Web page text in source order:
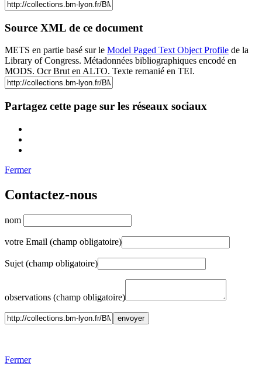
Source XML de ce document
METS en partie basé sur le Model Paged Text Object Profile de la
Library of Congress. Métadonnées bibliographiques encodé en
MODS. Ocr Brut en ALTO. Texte remanié en TEI.
Partagez cette page sur les réseaux sociaux
Fermer
Contactez-nous
nom
votre Email (champ obligatoire)
Sujet (champ obligatoire)
observations (champ obligatoire)
Fermer